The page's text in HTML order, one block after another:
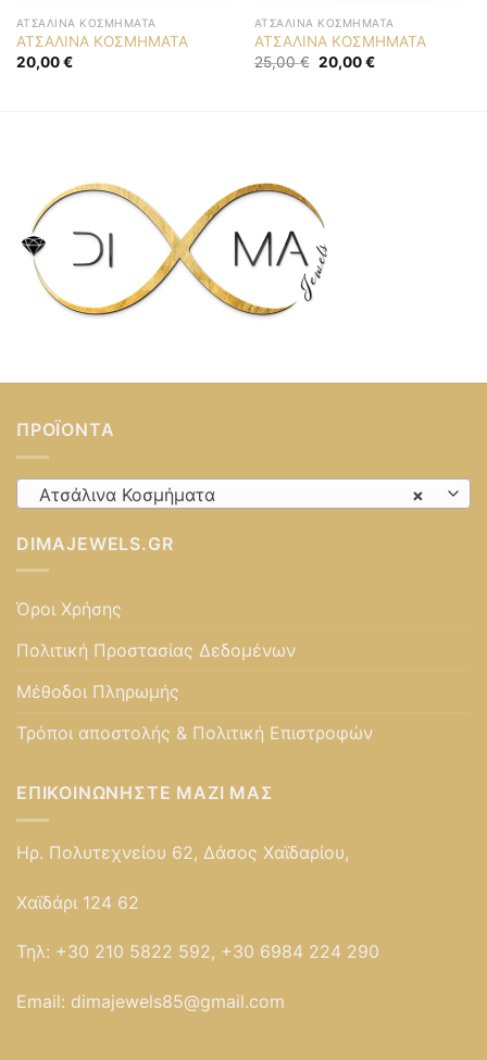
ΑΤΣΆΛΙΝΑ ΚΟΣΜΉΜΑΤΑ
ΑΤΣΑΛΙΝΑ ΚΟΣΜΗΜΑΤΑ
20,00€
ΑΤΣΆΛΙΝΑ ΚΟΣΜΉΜΑΤΑ
ΑΤΣΑΛΙΝΑ ΚΟΣΜΗΜΑΤΑ
25,00€ Original
price
20,00€Η
ΠΡΟΪΌΝΤΑ
×
Ατσάλινα Κοσμήματα
DIMAJEWELS.GR
Όροι Χρήσης
Πολιτική Προστασίας Δεδομένων
Μέθοδοι Πληρωμής
Τρόποι αποστολής & Πολιτική Επιστροφών
ΕΠΙΚΟΙΝΩΝΉΣΤΕ ΜΑΖΊ ΜΑΣ
Ηρ. Πολυτεχνείου 62, Δάσος Χαϊδαρίου,
Χαϊδάρι 124 62
Τηλ: +30 210 5822 592, +30 6984 224 290
Email: dimajewels85@gmail.com